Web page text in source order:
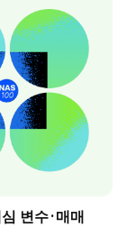
변수·매매